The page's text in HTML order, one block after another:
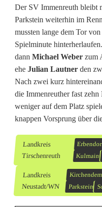
Der SV Immenreuth bleibt
Parkstein weiterhin im
mussten lange dem Tor von
Spielminute
dann Michael Weber zum
ehe Julian Lautner den
Nach zwei kurz
die Immenreuther fast
weniger auf dem Platz
knappen Vorsprung über
Landkreis
Tirschenreuth
Kulmain
Landkreis
Neustadt/WN
Parkstein